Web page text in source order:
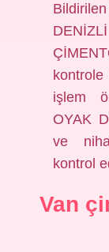
işlem
OYAK
ve
kontrol
Van